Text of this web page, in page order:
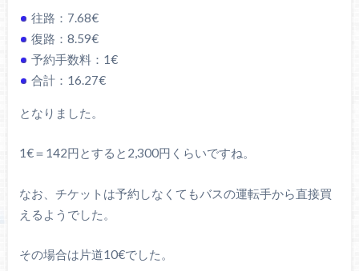
往路：7.68€
復路：8.59€
予約手数料：1€
合計：16.27€
となりました。
1€＝142円とすると2,300円くらいですね。
なお、チケットは予約しなくてもバスの運転手から直接買
えるようでした。
その場合は片道10€でした。